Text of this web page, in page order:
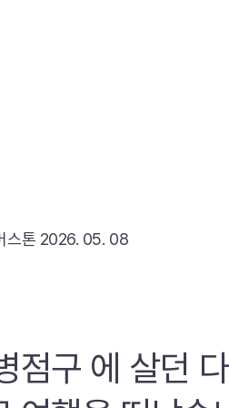
스톤 2026. 05. 08
점구 에 살던